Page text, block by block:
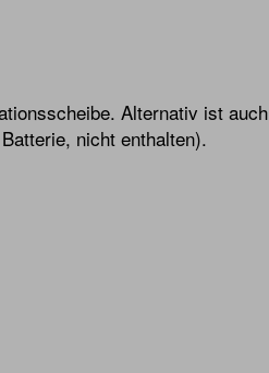
Alternativ ist auch
nicht enthalten).